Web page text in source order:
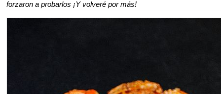
forzaron a probarlos ¡Y volveré por más!